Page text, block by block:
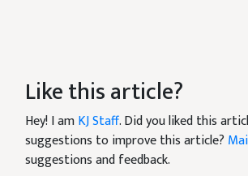
Like this article?
Hey! I amKJ Staff. Did you liked this
suggestions to improve this article?
suggestions and feedback.